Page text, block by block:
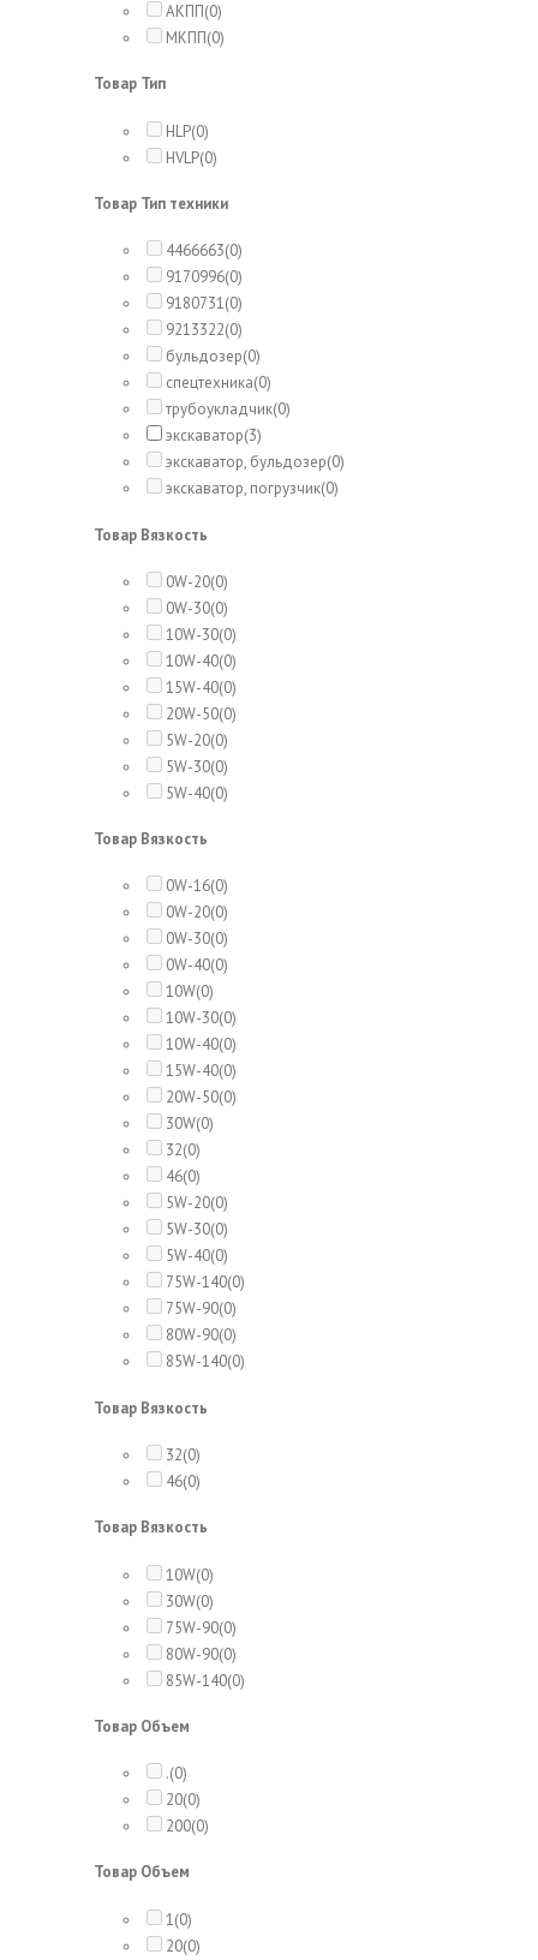
АКПП(0)
МКПП(0)
Товар Тип
HLP(0)
HVLP(0)
Товар Тип техники
4466663(0)
9170996(0)
9180731(0)
9213322(0)
бульдозер(0)
спецтехника(0)
трубоукладчик(0)
экскаватор(3)
экскаватор, бульдозер(0)
экскаватор, погрузчик(0)
Товар Вязкость
0W-20(0)
0W-30(0)
10W-30(0)
10W-40(0)
15W-40(0)
20W-50(0)
5W-20(0)
5W-30(0)
5W-40(0)
Товар Вязкость
0W-16(0)
0W-20(0)
0W-30(0)
0W-40(0)
10W(0)
10W-30(0)
10W-40(0)
15W-40(0)
20W-50(0)
30W(0)
32(0)
46(0)
5W-20(0)
5W-30(0)
5W-40(0)
75W-140(0)
75W-90(0)
80W-90(0)
85W-140(0)
Товар Вязкость
32(0)
46(0)
Товар Вязкость
10W(0)
30W(0)
75W-90(0)
80W-90(0)
85W-140(0)
Товар Объем
.(0)
20(0)
200(0)
Товар Объем
1(0)
20(0)